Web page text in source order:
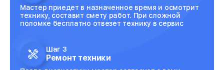
Мастер приедет в назначенное время и осмотрит
технику, составит смету работ. При сложной
поломке бесплатно отвезет технику в сервис
Шаг 3
Ремонт техники